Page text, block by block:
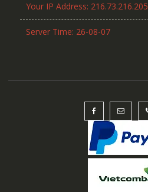
Your IP Address: 216.73.216.205
Server Time: 26-08-07